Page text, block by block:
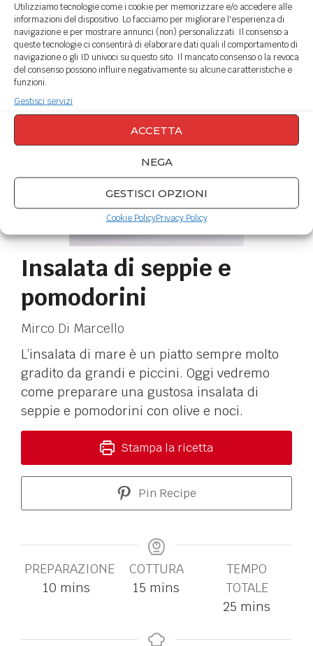
Utilizziamo tecnologie come i cookie per memorizzare e/o accedere alle
informazioni del dispositivo. Lo facciamo per migliorare l'esperienza di
navigazione e per mostrare annunci (non) personalizzati. Il consenso a
queste tecnologie ci consentirà di elaborare dati quali il comportamento di
navigazione o gli ID univoci su questo sito. Il mancato consenso o la revoca
del consenso possono influire negativamente su alcune caratteristiche e
funzioni.
Gestisci servizi
ACCETTA
NEGA
GESTISCI OPZIONI
Cookie PolicyPrivacy Policy
Insalata di mare con seppie e pomodorini
Insalata di seppie e
pomodorini
Mirco Di Marcello
L’insalata di mare è un piatto sempre molto
gradito da grandi e piccini. Oggi vedremo
come preparare una gustosa insalata di
seppie e pomodorini con olive e noci.
Stampa la ricetta
Pin Recipe
PREPARAZIONE
10 mins
COTTURA
15 mins
TEMPO
TOTALE
25 mins